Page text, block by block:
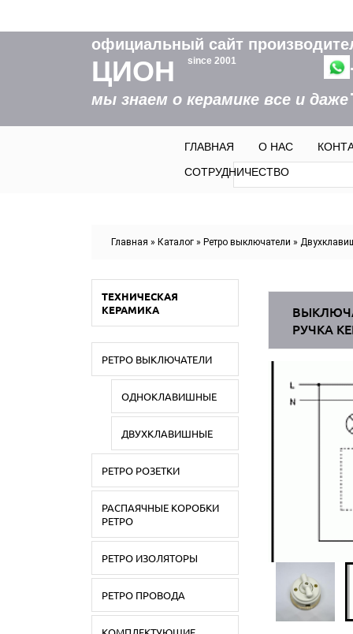
официальный сайт
ЦИОН since 2001
мы знаем о керамике все и
ГЛАВНАЯ О НАС
СОТРУДНИЧЕСТВОФорма
Поиск
Главная » Каталог » Ретро выключатели »
ТЕХНИЧЕСКАЯ
КЕРАМИКА
РЕТРО ВЫКЛЮЧАТЕЛИ
ОДНОКЛАВИШНЫЕ
ДВУХКЛАВИШНЫЕ
РЕТРО РОЗЕТКИ
РАСПАЯЧНЫЕ КОРОБКИ
РЕТРО
РЕТРО ИЗОЛЯТОРЫ
РЕТРО ПРОВОДА
РУЧКА